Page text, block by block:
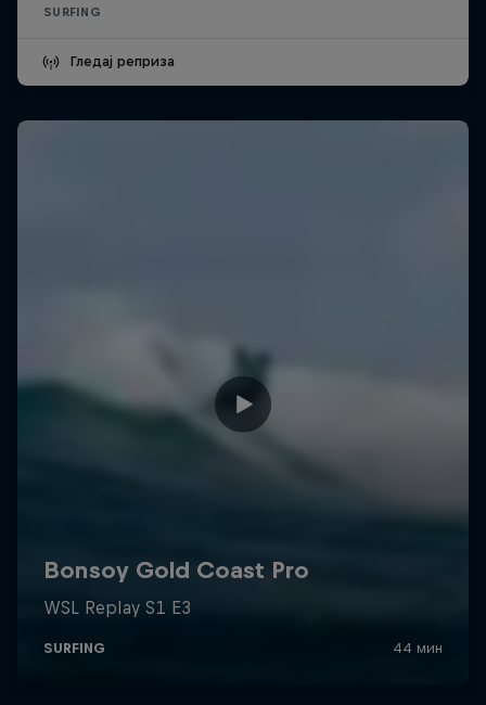
SURFING
Гледај реприза